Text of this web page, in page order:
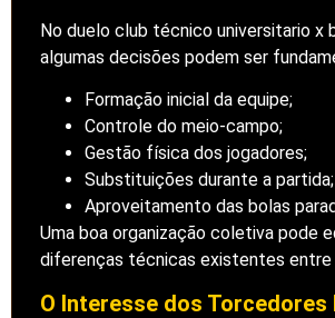
No duelo club técnico universitario x
algumas decisões podem ser
Formação inicial da equipe;
Controle do meio-campo;
Gestão física dos jogadores;
Substituições durante a partida;
Aproveitamento das bolas
Uma boa organização coletiva pode
diferenças técnicas existentes entre
O Interesse dos